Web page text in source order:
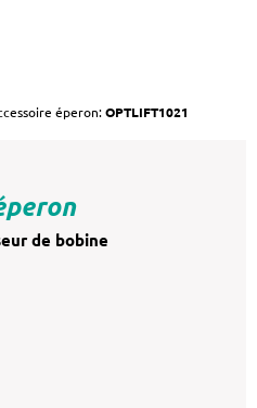
éperon:OPTLIFT1021